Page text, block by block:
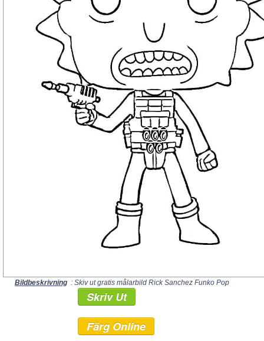
Bildbeskrivning : Skiv ut gratis målarbild Rick Sanchez Funko Pop
Skriv Ut
Färg Online